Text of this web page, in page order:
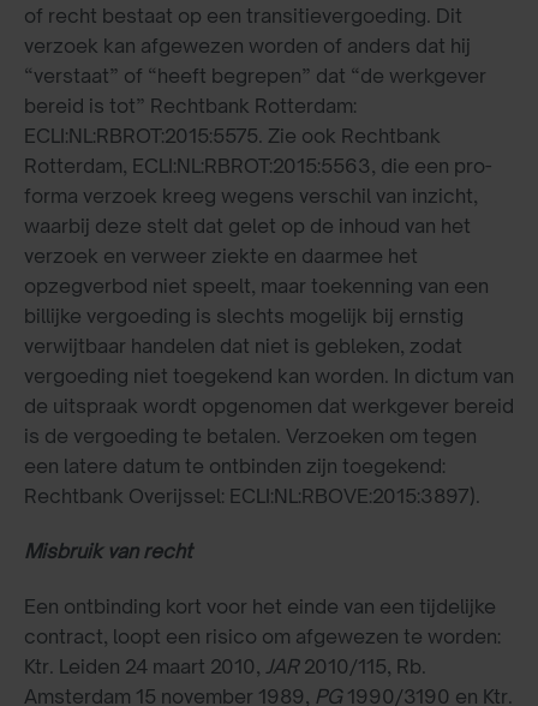
of recht bestaat op een transitievergoeding. Dit
verzoek kan afgewezen worden of anders dat hij
“verstaat” of “heeft begrepen” dat “de werkgever
bereid is tot” Rechtbank Rotterdam:
ECLI:NL:RBROT:2015:5575. Zie ook Rechtbank
Rotterdam, ECLI:NL:RBROT:2015:5563, die een pro-
forma verzoek kreeg wegens verschil van inzicht,
waarbij deze stelt dat gelet op de inhoud van het
verzoek en verweer ziekte en daarmee het
opzegverbod niet speelt, maar toekenning van een
billijke vergoeding is slechts mogelijk bij ernstig
verwijtbaar handelen dat niet is gebleken, zodat
vergoeding niet toegekend kan worden. In dictum van
de uitspraak wordt opgenomen dat werkgever bereid
is de vergoeding te betalen. Verzoeken om tegen
een latere datum te ontbinden zijn toegekend:
Rechtbank Overijssel: ECLI:NL:RBOVE:2015:3897).
Misbruik van recht
Een ontbinding kort voor het einde van een tijdelijke
contract, loopt een risico om afgewezen te worden:
Ktr. Leiden 24 maart 2010, JAR2010/115, Rb.
Amsterdam 15 november 1989, PG1990/3190 en Ktr.